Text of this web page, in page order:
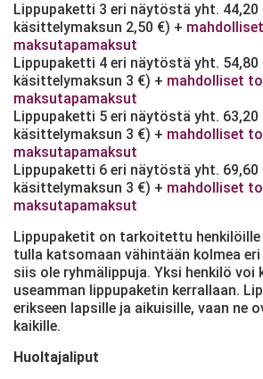
Lippupaketti 3 eri näytöstä yht. 44,20
käsittelymaksun 2,50 €) +
maksutapamaksut
Lippupaketti 4 eri näytöstä yht. 54,80
käsittelymaksun 3 €) + mahdolliset
maksutapamaksut
Lippupaketti 5 eri näytöstä yht. 63,20
käsittelymaksun 3 €) + mahdolliset
maksutapamaksut
Lippupaketti 6 eri näytöstä yht. 69,60
käsittelymaksun 3 €) + mahdolliset
maksutapamaksut
Lippupaketit on tarkoitettu
tulla katsomaan vähintään kolmea
siis ole ryhmälippuja. Yksi henkilö voi
useamman lippupaketin kerrallaan.
erikseen lapsille ja aikuisille, vaan ne
kaikille.
Huoltajaliput